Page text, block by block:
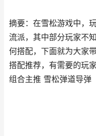
摘要：在雪松游戏中，
流派，其中部分玩家不
何搭配，下面就为大家
搭配推荐，有需要的玩
组合主推 雪松弹道导弹